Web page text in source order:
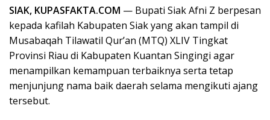
SIAK, KUPASFAKTA.COM — Bupati Siak Afni Z berpesan
kepada kafilah Kabupaten Siak yang akan tampil di
Musabaqah Tilawatil Qur’an (MTQ) XLIV Tingkat
Provinsi Riau di Kabupaten Kuantan Singingi agar
menampilkan kemampuan terbaiknya serta tetap
menjunjung nama baik daerah selama mengikuti ajang
tersebut.